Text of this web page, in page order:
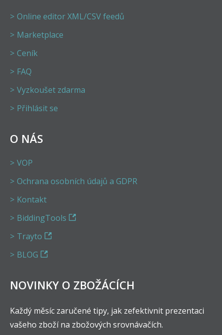
Online editor XML/CSV feedů
Marketplace
Ceník
FAQ
Vyzkoušet zdarma
Přihlásit se
O NÁS
VOP
Ochrana osobních údajů a GDPR
Kontakt
BiddingTools
Trayto
BLOG
NOVINKY O ZBOŽÁCÍCH
Každý měsíc zaručené tipy, jak zefektivnit prezentaci
vašeho zboží na zbožových srovnávačích.